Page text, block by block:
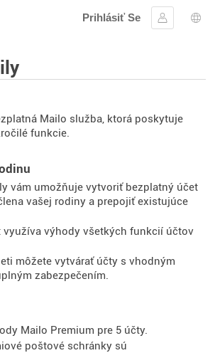
Prihlásiť Se
Prihlásiť sa
Mailo služba, ktorá poskytuje
funkcie.
vám umožňuje vytvoriť bezplatný účet
vašej rodiny a prepojiť existujúce
využíva výhody všetkých funkcií účtov
môžete vytvárať účty s vhodným
zabezpečením.
Mailo Premium pre 5 účty.
poštové schránky sú